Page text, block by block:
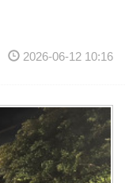
2026-06-12 10:16